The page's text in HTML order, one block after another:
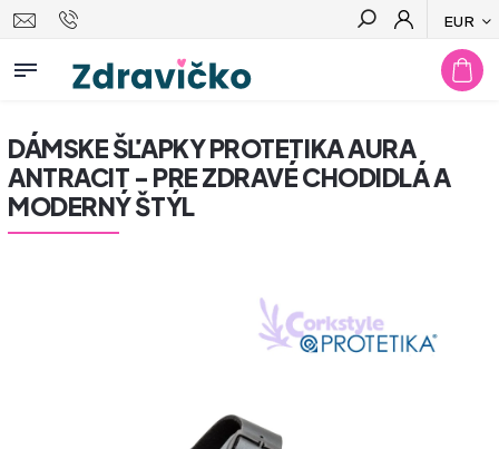
EUR
Hľadať
DÁMSKE ŠĽAPKY PROTETIKA AURA
ANTRACIT - PRE ZDRAVÉ CHODIDLÁ A
MODERNÝ ŠTÝL